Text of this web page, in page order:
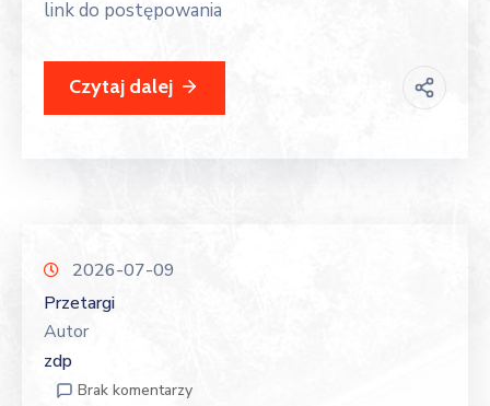
link do postępowania
Czytaj dalej
2026-07-09
Przetargi
Autor
zdp
Brak komentarzy